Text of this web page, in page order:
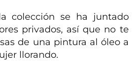
colección se ha juntado
privados, así que no te
de una pintura al óleo a
llorando.